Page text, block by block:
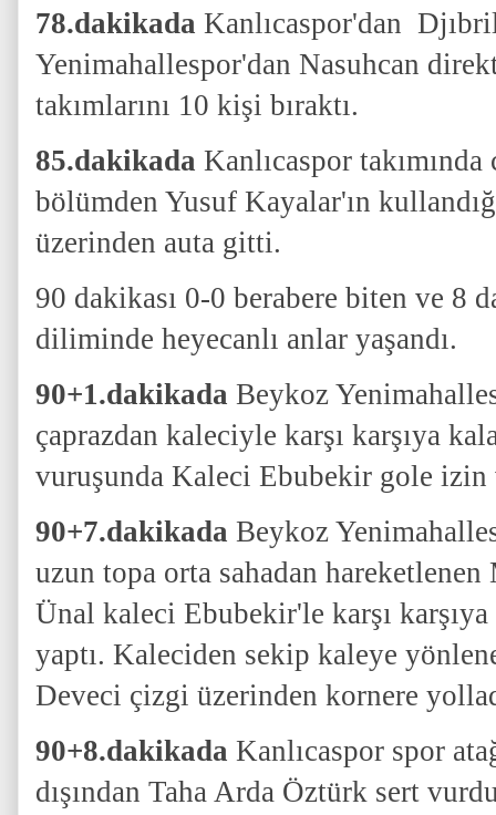
78.dakikada Kanlıcaspor'dan
Yenimahallespor'dan Nasuhcan
takımlarını 10 kişi bıraktı.
85.dakikada Kanlıcaspor takımında
bölümden Yusuf Kayalar'ın
üzerinden auta gitti.
90 dakikası 0-0 berabere biten ve 8
diliminde heyecanlı anlar yaşandı.
90+1.dakikada Beykoz
çaprazdan kaleciyle karşı karşıya
vuruşunda Kaleci Ebubekir gole izin
90+7.dakikada Beykoz
uzun topa orta sahadan
Ünal kaleci Ebubekir'le karşı karşıya
yaptı. Kaleciden sekip kaleye
Deveci çizgi üzerinden kornere
90+8.dakikada Kanlıcaspor spor
dışından Taha Arda Öztürk sert